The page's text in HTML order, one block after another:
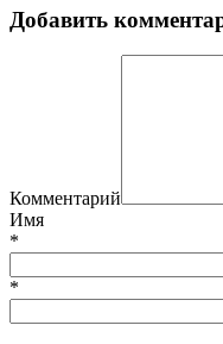
Добавить
Комментарий
Имя
*
*